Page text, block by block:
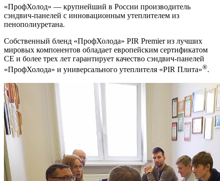
«ПрофХолод» — крупнейший в России производитель
сэндвич-панелей с инновационным утеплителем из
пенополиуретана.
Собственный бленд «ПрофХолода» PIR Premier из лучших
мировых компонентов обладает европейским сертификатом
СЕ и более трех лет гарантирует качество сэндвич-панелей
«ПрофХолода» и универсального утеплителя «PIR Плита»®.